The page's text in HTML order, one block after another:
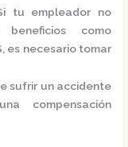
tu empleador no
como
es necesario tomar
sufrir un accidente
compensación